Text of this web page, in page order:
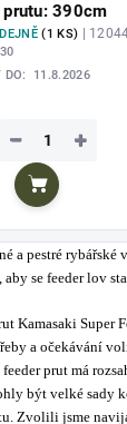
390cm
(1 KS) |
DO:
11.8.2026
+
−
Do
a pestré rybářské
se feeder lov
Kamasaki Super
a očekávání
prut má
být velké sady
Zvolili jsme